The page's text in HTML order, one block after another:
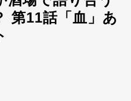
第11話「血」あ